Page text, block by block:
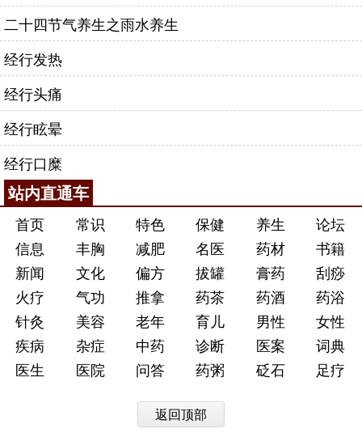
二十四节气养生之雨水养生
经行发热
经行头痛
经行眩晕
经行口糜
站内直通车
首页 常识 特色 保健 养生
论坛
信息
丰胸 减肥 名医 药材
书籍
新闻
文化 偏方 拔罐 膏药
刮痧
火疗
气功 推拿 药茶 药酒
药浴
针灸
美容 老年 育儿 男性
女性
疾病
杂症 中药 诊断 医案
词典
医生
医院 问答 药粥 砭石 足疗
返回顶部